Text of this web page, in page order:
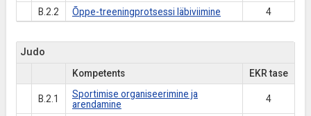
B.2.2 Õppe-treeningprotsessi läbiviimine 4
Judo
Kompetents EKR tase
B.2.1
Sportimise organiseerimine ja
arendamine
4